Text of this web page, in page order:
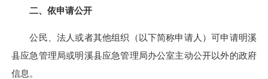
二、依申请公开
公民、法人或者其他组织（以下简称申请人）可申请明溪
县应急管理局或明溪县应急管理局办公室主动公开以外的政府
信息。